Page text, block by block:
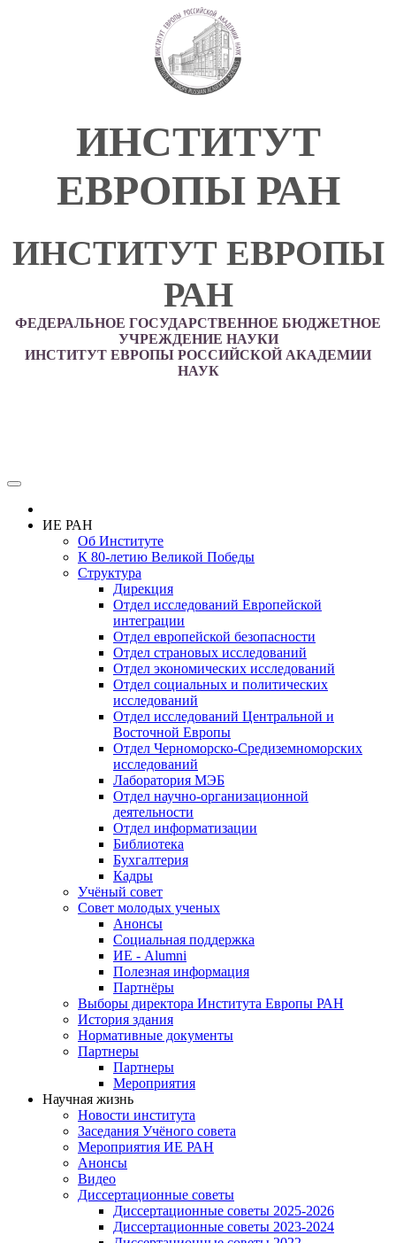
ИНСТИТУТ
ЕВРОПЫ РАН
ИНСТИТУТ ЕВРОПЫ
РАН
ФЕДЕРАЛЬНОЕ ГОСУДАРСТВЕННОЕ БЮДЖЕТНОЕ
УЧРЕЖДЕНИЕ НАУКИ
ИНСТИТУТ ЕВРОПЫ РОССИЙСКОЙ АКАДЕМИИ
НАУК
ИЕ РАН
Об Институте
К 80-летию Великой Победы
Структура
Дирекция
Отдел исследований Европейской
интеграции
Отдел европейской безопасности
Отдел страновых исследований
Отдел экономических исследований
Отдел социальных и политических
исследований
Отдел исследований Центральной и
Восточной Европы
Отдел Черноморско-Средиземноморских
исследований
Лаборатория МЭБ
Отдел научно-организационной
деятельности
Отдел информатизации
Библиотека
Бухгалтерия
Кадры
Учёный совет
Совет молодых ученых
Анонсы
Социальная поддержка
ИЕ - Alumni
Полезная информация
Партнёры
Выборы директора Института Европы РАН
История здания
Нормативные документы
Партнеры
Партнеры
Мероприятия
Научная жизнь
Новости института
Заседания Учёного совета
Мероприятия ИЕ РАН
Анонсы
Видео
Диссертационные советы
Диссертационные советы 2025-2026
Диссертационные советы 2023-2024